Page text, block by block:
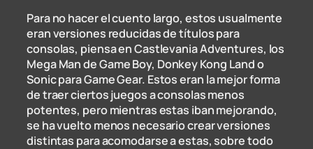
Para no hacer el cuento largo, estos usualmente
eran versiones reducidas de títulos para
consolas, piensa en Castlevania Adventures, los
Mega Man de Game Boy, Donkey Kong Land o
Sonic para Game Gear. Estos eran la mejor forma
de traer ciertos juegos a consolas menos
potentes, pero mientras estas iban mejorando,
se ha vuelto menos necesario crear versiones
distintas para acomodarse a estas, sobre todo